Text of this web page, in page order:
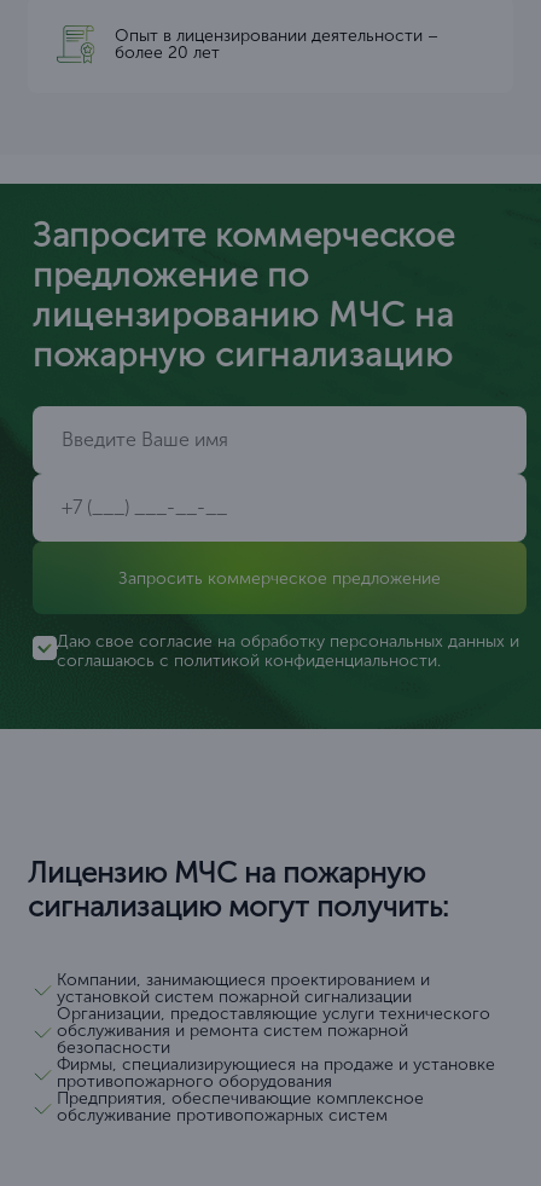
Опыт в лицензировании деятельности –
более 20 лет
Запросите коммерческое
предложение по
лицензированию МЧС на
пожарную сигнализацию
Запросить коммерческое предложение
Даю свое согласие на обработку персональных данных и
соглашаюсь с политикой конфиденциальности.
Лицензию МЧС на пожарную
сигнализацию могут получить:
Компании, занимающиеся проектированием и
установкой систем пожарной сигнализации
Организации, предоставляющие услуги технического
обслуживания и ремонта систем пожарной
безопасности
Фирмы, специализирующиеся на продаже и установке
противопожарного оборудования
Предприятия, обеспечивающие комплексное
обслуживание противопожарных систем